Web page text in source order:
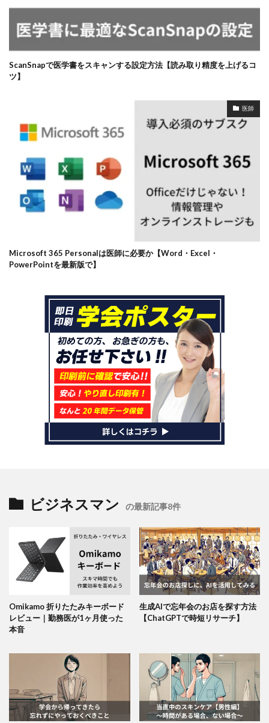
ScanSnapで医学書をスキャンする設定方法【読み取り精度を上げるコ
ツ】
医師
Microsoft 365 Personalは医師に必要か【Word・Excel・
PowerPointを最新版で】
ビジネスマン の最新記事8件
Omikamo 折りたたみキーボード
レビュー｜勤務医が1ヶ月使った
本音
生成AIで忘年会のお店を探す方法
【ChatGPTで時短リサーチ】